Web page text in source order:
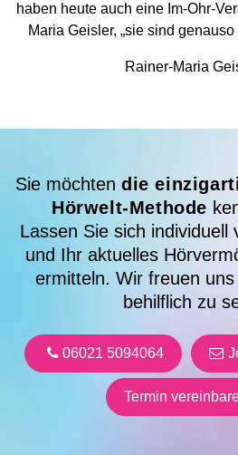
haben heute auch eine Im-Ohr-
Maria Geisler, „sie sind
Rainer-Maria
Sie möchten die
Hörwelt-Methode
Lassen Sie sich individuell
und Ihr aktuelles
ermitteln. Wir freuen
behilflich zu
06021 5094064
Termin